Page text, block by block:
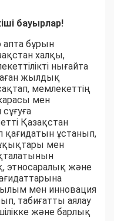
бауырлар!
апта бұрын
халқы,
нығайта
жылдық
мемлекеттің
мен
Қазақстан
қағидатын ұстанып,
мен
этносаралық және
мен инновация
табиғатты аялау
және барлық